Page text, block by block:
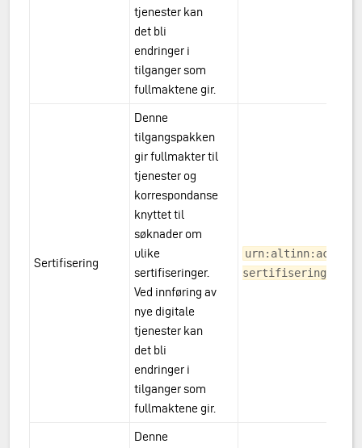
tjenester kan
det bli
endringer i
tilganger som
fullmaktene gir.
Sertifisering
Denne
tilgangspakken
gir fullmakter til
tjenester og
korrespondanse
knyttet til
søknader om
ulike
sertifiseringer.
Ved innføring av
nye digitale
tjenester kan
det bli
endringer i
tilganger som
fullmaktene gir.
sertifisering
Denne